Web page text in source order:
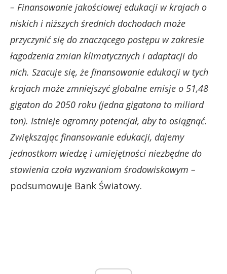
– Finansowanie jakościowej edukacji w krajach o
niskich i niższych średnich dochodach może
przyczynić się do znaczącego postępu w zakresie
łagodzenia zmian klimatycznych i adaptacji do
nich. Szacuje się, że finansowanie edukacji w tych
krajach może zmniejszyć globalne emisje o 51,48
gigaton do 2050 roku (jedna gigatona to miliard
ton). Istnieje ogromny potencjał, aby to osiągnąć.
Zwiększając finansowanie edukacji, dajemy
jednostkom wiedzę i umiejętności niezbędne do
stawienia czoła wyzwaniom środowiskowym –
podsumowuje Bank Światowy.